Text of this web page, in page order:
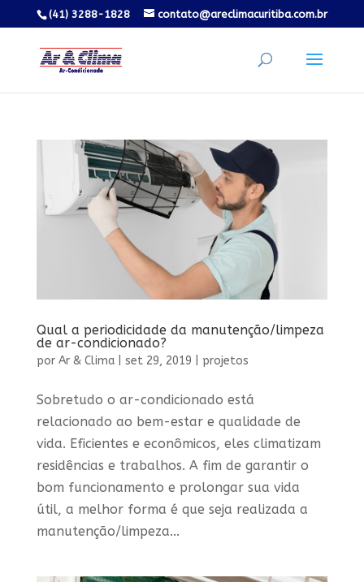
(41) 3288-1828 contato@areclimacuritiba.com.br
Qual a periodicidade da manutenção/limpeza
de ar-condicionado?
por Ar & Clima| set 29, 2019 projetos
Sobretudo o ar-condicionado está
relacionado ao bem-estar e qualidade de
vida. Eficientes e econômicos, eles climatizam
residências e trabalhos. A fim de garantir o
bom funcionamento e prolongar sua vida
útil, a melhor forma é que seja realizada a
manutenção/limpeza...